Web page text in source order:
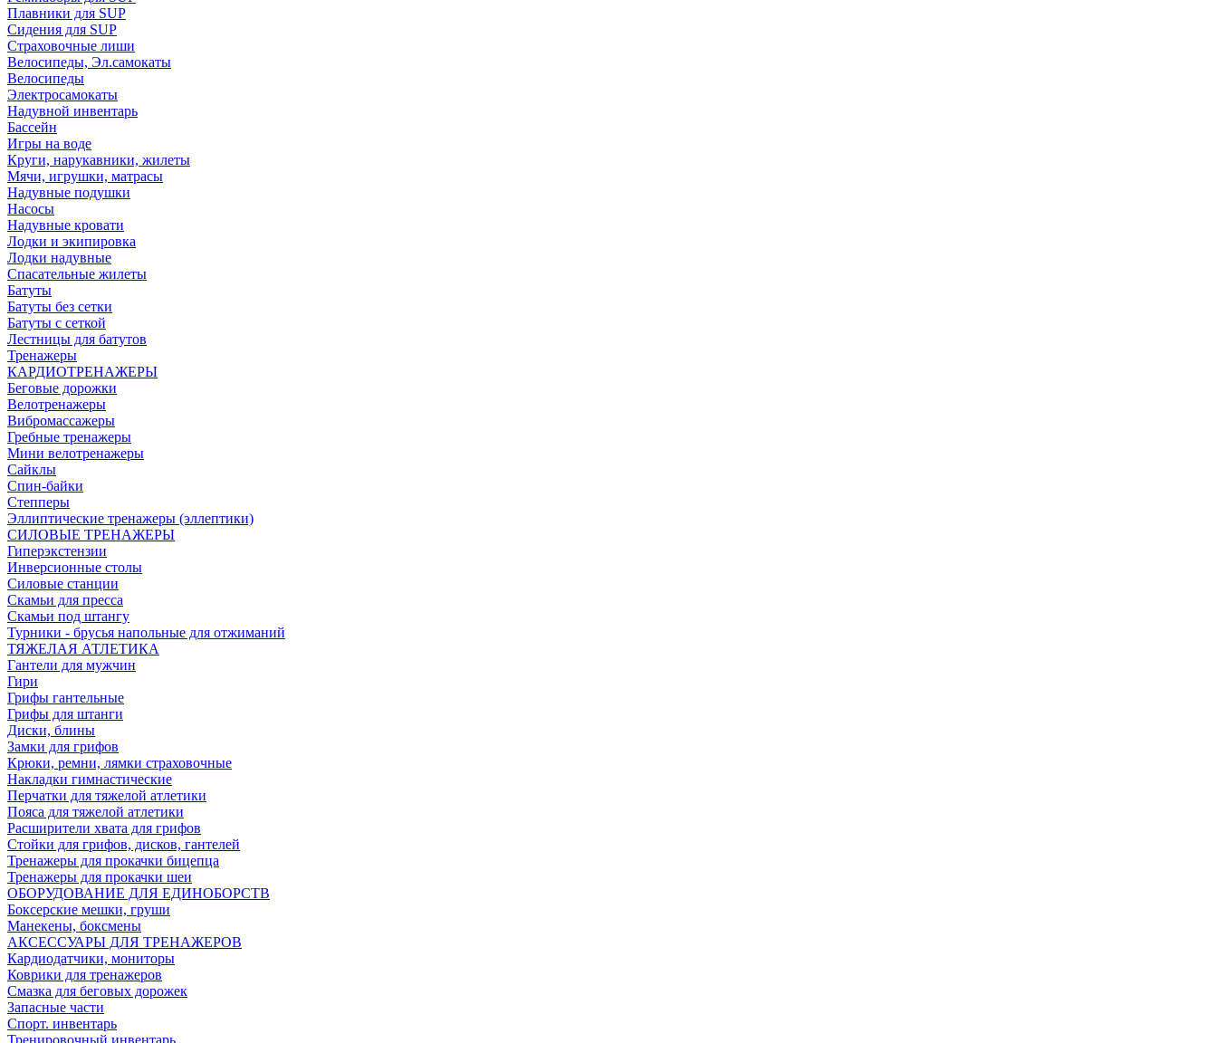
Плавники для SUP
Сидения для SUP
Страховочные лиши
Велосипеды, Эл.самокаты
Велосипеды
Электросамокаты
Надувной инвентарь
Бассейн
Игры на воде
Круги, нарукавники, жилеты
Мячи, игрушки, матрасы
Надувные подушки
Насосы
Надувные кровати
Лодки и экипировка
Лодки надувные
Спасательные жилеты
Батуты
Батуты без сетки
Батуты с сеткой
Лестницы для батутов
Тренажеры
КАРДИОТРЕНАЖЕРЫ
Беговые дорожки
Велотренажеры
Вибромассажеры
Гребные тренажеры
Мини велотренажеры
Сайклы
Спин-байки
Степперы
Эллиптические тренажеры (эллептики)
СИЛОВЫЕ ТРЕНАЖЕРЫ
Гиперэкстензии
Инверсионные столы
Силовые станции
Скамьи для пресса
Скамьи под штангу
Турники - брусья напольные для отжиманий
ТЯЖЕЛАЯ АТЛЕТИКА
Гантели для мужчин
Гири
Грифы гантельные
Грифы для штанги
Диски, блины
Замки для грифов
Крюки, ремни, лямки страховочные
Накладки гимнастические
Перчатки для тяжелой атлетики
Пояса для тяжелой атлетики
Расширители хвата для грифов
Стойки для грифов, дисков, гантелей
Тренажеры для прокачки бицепца
Тренажеры для прокачки шеи
ОБОРУДОВАНИЕ ДЛЯ ЕДИНОБОРСТВ
Боксерские мешки, груши
Манекены, боксмены
АКСЕССУАРЫ ДЛЯ ТРЕНАЖЕРОВ
Кардиодатчики, мониторы
Коврики для тренажеров
Смазка для беговых дорожек
Запасные части
Спорт. инвентарь
Тренировочный инвентарь